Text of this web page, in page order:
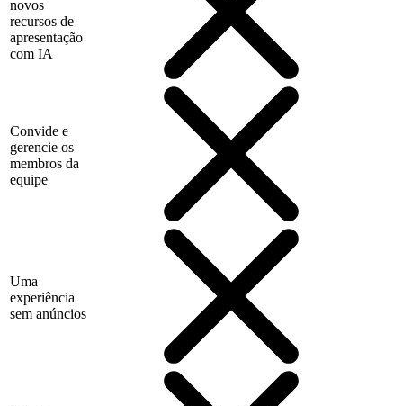
novos
recursos de
apresentação
com IA
Convide e
gerencie os
membros da
equipe
Uma
experiência
sem anúncios